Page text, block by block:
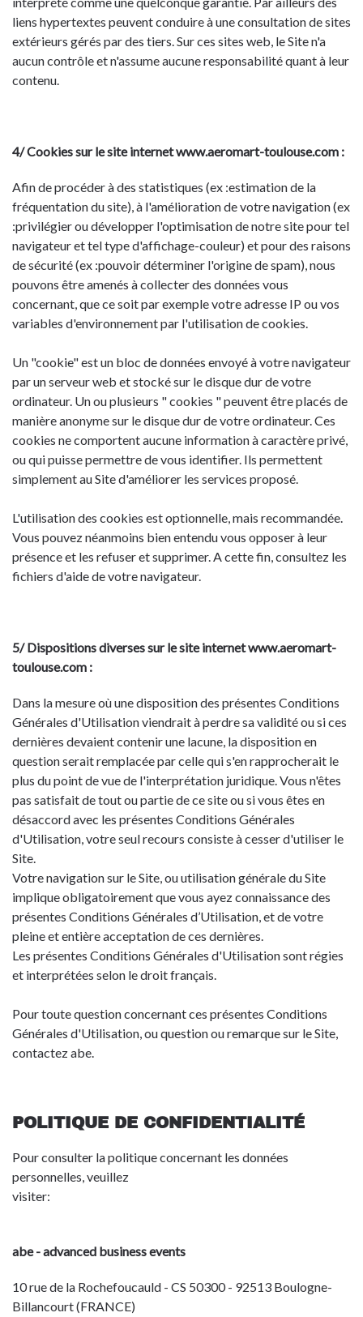
liens hypertextes peuvent conduire à une consultation de sites
extérieurs gérés par des tiers. Sur ces sites web, le Site n'a
aucun contrôle et n'assume aucune responsabilité quant à leur
contenu.
4/ Cookies sur le site internet www.aeromart-toulouse.com :
Afin de procéder à des statistiques (ex :estimation de la
fréquentation du site), à l'amélioration de votre navigation (ex
:privilégier ou développer l'optimisation de notre site pour tel
navigateur et tel type d'affichage-couleur) et pour des raisons
de sécurité (ex :pouvoir déterminer l'origine de spam), nous
pouvons être amenés à collecter des données vous
concernant, que ce soit par exemple votre adresse IP ou vos
variables d'environnement par l'utilisation de cookies.
Un "cookie" est un bloc de données envoyé à votre navigateur
par un serveur web et stocké sur le disque dur de votre
ordinateur. Un ou plusieurs " cookies " peuvent être placés de
manière anonyme sur le disque dur de votre ordinateur. Ces
cookies ne comportent aucune information à caractère privé,
ou qui puisse permettre de vous identifier. Ils permettent
simplement au Site d'améliorer les services proposé.
L'utilisation des cookies est optionnelle, mais recommandée.
Vous pouvez néanmoins bien entendu vous opposer à leur
présence et les refuser et supprimer. A cette fin, consultez les
fichiers d'aide de votre navigateur.
5/ Dispositions diverses sur le site internet www.aeromart-
toulouse.com :
Dans la mesure où une disposition des présentes Conditions
Générales d'Utilisation viendrait à perdre sa validité ou si ces
dernières devaient contenir une lacune, la disposition en
question serait remplacée par celle qui s'en rapprocherait le
plus du point de vue de l'interprétation juridique. Vous n'êtes
pas satisfait de tout ou partie de ce site ou si vous êtes en
désaccord avec les présentes Conditions Générales
d'Utilisation, votre seul recours consiste à cesser d'utiliser le
Site.
Votre navigation sur le Site, ou utilisation générale du Site
implique obligatoirement que vous ayez connaissance des
présentes Conditions Générales d’Utilisation, et de votre
pleine et entière acceptation de ces dernières.
Les présentes Conditions Générales d'Utilisation sont régies
et interprétées selon le droit français.
Pour toute question concernant ces présentes Conditions
Générales d'Utilisation, ou question ou remarque sur le Site,
contactez abe.
POLITIQUE DE CONFIDENTIALITÉ
Pour consulter la politique concernant les données
personnelles, veuillez
visiter:
abe - advanced business events
10 rue de la Rochefoucauld - CS 50300 - 92513 Boulogne-
Billancourt (FRANCE)